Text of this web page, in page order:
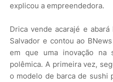
explicou a empreendedora.
Drica vende acarajé e
Salvador e contou ao
em que uma inovação na
polêmica. A primeira vez,
o modelo de barca de sushi